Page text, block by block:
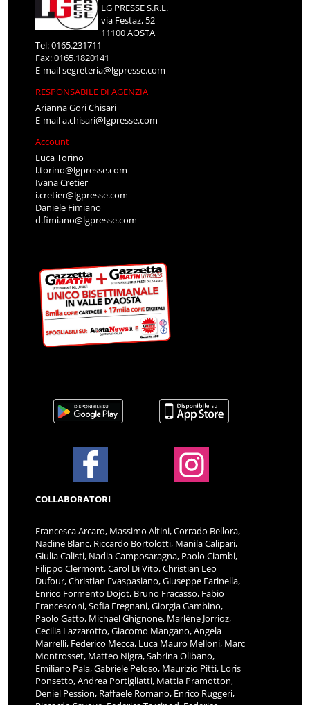
LG PRESSE S.R.L.
via Festaz, 52
11100 AOSTA
Tel: 0165.231711
Fax: 0165.1820141
E-mailsegreteria@lgpresse.com
RESPONSABILE DI AGENZIA
Arianna Gori Chisari
E-maila.chisari@lgpresse.com
Account
Luca Torino
l.torino@lgpresse.com
Ivana Cretier
i.cretier@lgpresse.com
Daniele Fimiano
d.fimiano@lgpresse.com
COLLABORATORI
Francesca Arcaro, Massimo Altini, Corrado Bellora,
Nadine Blanc, Riccardo Bortolotti, Manila Calipari,
Giulia Calisti, Nadia Camposaragna, Paolo Ciambi,
Filippo Clermont, Carol Di Vito, Christian Leo
Dufour, Christian Evaspasiano, Giuseppe Farinella,
Enrico Formento Dojot, Bruno Fracasso, Fabio
Francesconi, Sofia Fregnani, Giorgia Gambino,
Paolo Gatto, Michael Ghignone, Marlène Jorrioz,
Cecilia Lazzarotto, Giacomo Mangano, Angela
Marrelli, Federico Mecca, Luca Mauro Melloni, Marc
Montrosset, Matteo Nigra, Sabrina Olibano,
Emiliano Pala, Gabriele Peloso, Maurizio Pitti, Loris
Ponsetto, Andrea Portigliatti, Mattia Pramotton,
Deniel Pession, Raffaele Romano, Enrico Ruggeri,